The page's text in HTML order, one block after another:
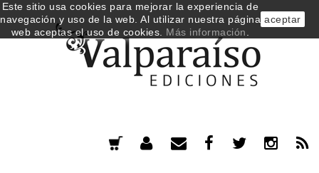
Este sitio usa cookies para mejorar la experiencia de
navegación y uso de la web. Al utilizar nuestra página
web aceptas el uso de cookies. Más información
aceptar